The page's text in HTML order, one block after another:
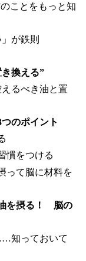
ことをもっと知
が鉄則
換える”
るべき油と置
のポイント
慣をつける
って脳に材料を
を摂る！ 脳の
知っておいて